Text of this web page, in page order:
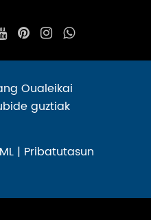
Oualeikai
guztiak
| Pribatutasun